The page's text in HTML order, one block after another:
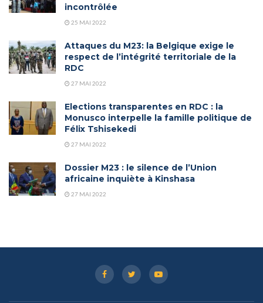
incontrôlée
25 MAI 2022
Attaques du M23: la Belgique exige le
respect de l’intégrité territoriale de la
RDC
27 MAI 2022
Elections transparentes en RDC : la
Monusco interpelle la famille politique de
Félix Tshisekedi
27 MAI 2022
Dossier M23 : le silence de l’Union
africaine inquiète à Kinshasa
27 MAI 2022